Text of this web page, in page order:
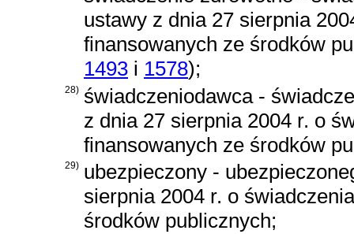
ustawy z dnia 27 sierpnia
finansowanych ze środków
1493 i 1578);
28) świadczeniodawca -
z dnia 27 sierpnia 2004 r. o
finansowanych ze środków
29) ubezpieczony -
sierpnia 2004 r. o
środków publicznych;